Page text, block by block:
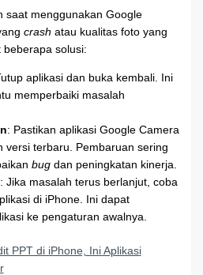
saat menggunakan Google
crash atau kualitas foto yang
solusi:
aplikasi dan buka kembali. Ini
memperbaiki masalah
: Pastikan aplikasi Google Camera
versi terbaru. Pembaruan sering
bug dan peningkatan kinerja.
: Jika masalah terus berlanjut, coba
di iPhone. Ini dapat
ke pengaturan awalnya.
PPT di iPhone, Ini Aplikasi